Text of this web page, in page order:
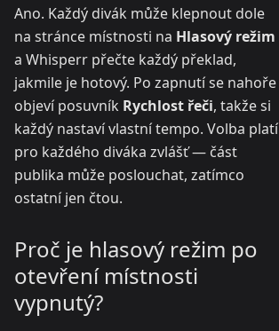
Ano. Každý divák může klepnout dole
na stránce místnosti na Hlasový režim
a Whisperr přečte každý překlad,
jakmile je hotový. Po zapnutí se nahoře
objeví posuvník Rychlost řeči, takže si
každý nastaví vlastní tempo. Volba platí
pro každého diváka zvlášť — část
publika může poslouchat, zatímco
ostatní jen čtou.
Proč je hlasový režim po
otevření místnosti
vypnutý?